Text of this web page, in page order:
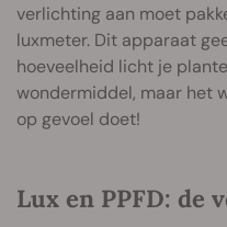
verlichting aan moet
luxmeter. Dit apparaat
hoeveelheid licht je
wondermiddel, maar het
op gevoel doet!
Lux en PPFD: de